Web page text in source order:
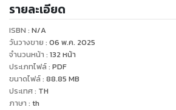
ประสบความสำเร็จในทุกๆ ประเทศทั่วโลก เ
สำรวจ ค้นคว้า และศึกษาโลกในทุกๆด้าน
รายละเอียด
ISBN : N/A
วันวางขาย : 06 พ.ค. 2025
จำนวนหน้า : 132 หน้า
ประเภทไฟล์: PDF
ขนาดไฟล์: 88.85 MB
ประเทศ: TH
ภาษา : th